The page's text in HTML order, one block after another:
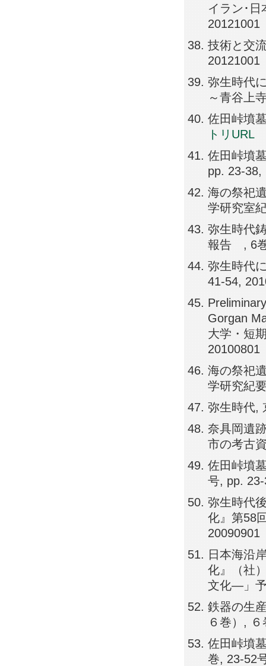
イラン･
20121001
技術と交
20121001
弥生時代
～青谷上
佐田峠墳
トリURL
佐田峠墳
pp. 23-38,
海の祭祀
学研究室
弥生時代
報告 , 6
弥生時代
41-54,
Gorgan
大学・短
20100801
海の祭祀
学研究紀
弥生時代,
奈具岡遺
市の考古
佐田峠墳
号, pp.
弥生時代
化』第58
20090901
日本海沿
化』（社
文化―」
鉄器の生
６巻）,
佐田峠墳
巻, 23-52